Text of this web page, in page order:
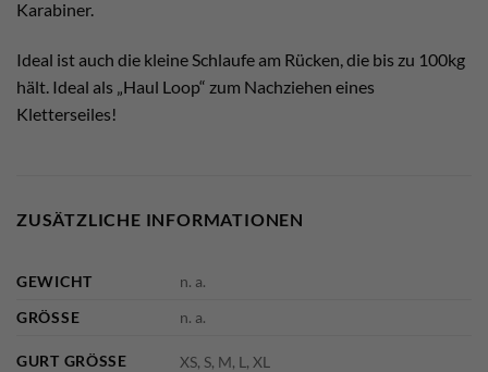
Karabiner.
Ideal ist auch die kleine Schlaufe am Rücken, die bis zu 100kg
hält. Ideal als „Haul Loop“ zum Nachziehen eines
Kletterseiles!
ZUSÄTZLICHE INFORMATIONEN
GEWICHT
n. a.
GRÖSSE
n. a.
GURT GRÖSSE XS, S, M, L, XL